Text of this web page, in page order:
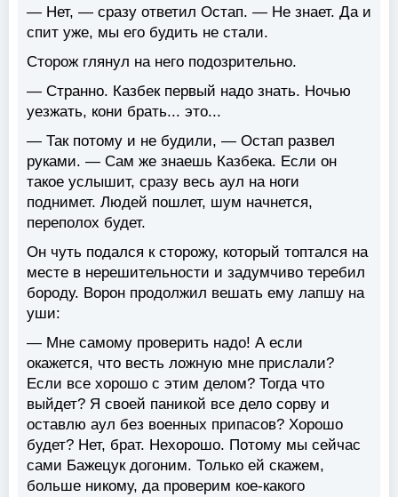
— Нет, — сразу ответил Остап. — Не знает. Да и
спит уже, мы его будить не стали.
Сторож глянул на него подозрительно.
— Странно. Казбек первый надо знать. Ночью
уезжать, кони брать... это...
— Так потому и не будили, — Остап развел
руками. — Сам же знаешь Казбека. Если он
такое услышит, сразу весь аул на ноги
поднимет. Людей пошлет, шум начнется,
переполох будет.
Он чуть подался к сторожу, который топтался на
месте в нерешительности и задумчиво теребил
бороду. Ворон продолжил вешать ему лапшу на
уши:
— Мне самому проверить надо! А если
окажется, что весть ложную мне прислали?
Если все хорошо с этим делом? Тогда что
выйдет? Я своей паникой все дело сорву и
оставлю аул без военных припасов? Хорошо
будет? Нет, брат. Нехорошо. Потому мы сейчас
сами Бажецук догоним. Только ей скажем,
больше никому, да проверим кое-какого